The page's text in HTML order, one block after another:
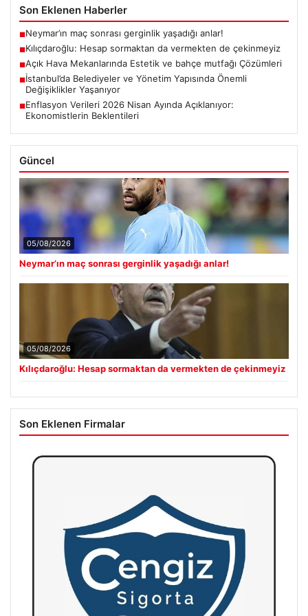
Son Eklenen Haberler
■Neymar’ın maç sonrası gerginlik yaşadığı anlar!
■Kılıçdaroğlu: Hesap sormaktan da vermekten de çekinmeyiz
■Açık Hava Mekanlarında Estetik ve bahçe mutfağı Çözümleri
■İstanbul’da Belediyeler ve Yönetim Yapısında Önemli
Değişiklikler Yaşanıyor
■Enflasyon Verileri 2026 Nisan Ayında Açıklanıyor:
Ekonomistlerin Beklentileri
Güncel
05/08/2026
Neymar’ın maç sonrası gerginlik yaşadığı anlar!
05/08/2026
Kılıçdaroğlu: Hesap sormaktan da vermekten de çekinmeyiz
Son Eklenen Firmalar